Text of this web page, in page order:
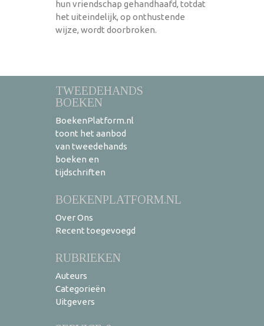
hun vriendschap gehandhaafd, totdat
het uiteindelijk, op onthustende
wijze, wordt doorbroken.
TWEEDEHANDS
BOEKEN
BoekenPlatform.nl
toont het aanbod
van tweedehands
boeken en
tijdschriften
BOEKENPLATFORM.NL
Over Ons
Recent toegevoegd
RUBRIEKEN
Auteurs
Categorieën
Uitgevers